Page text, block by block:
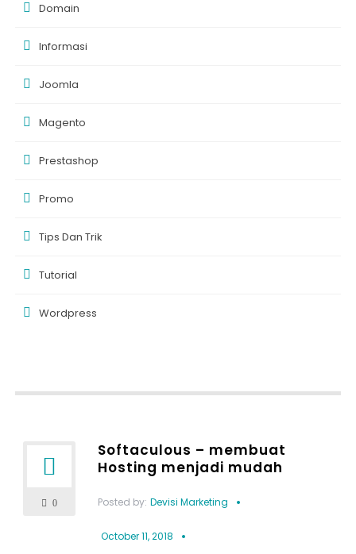
Domain
Informasi
Joomla
Magento
Prestashop
Promo
Tips Dan Trik
Tutorial
Wordpress
0
Softaculous – membuat
Hosting menjadi mudah
Posted by: Devisi Marketing
October 11, 2018